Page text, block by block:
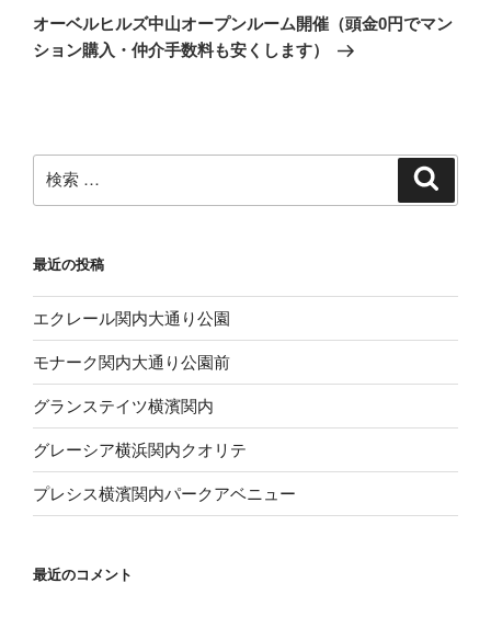
ー
シ
の
投
オーベルヒルズ中山オープンルーム開催（頭金0円でマン
ション購入・仲介手数料も安くします）
検
索:
最近の投稿
エクレール関内大通り公園
モナーク関内大通り公園前
グランステイツ横濱関内
グレーシア横浜関内クオリテ
プレシス横濱関内パークアベニュー
最近のコメント